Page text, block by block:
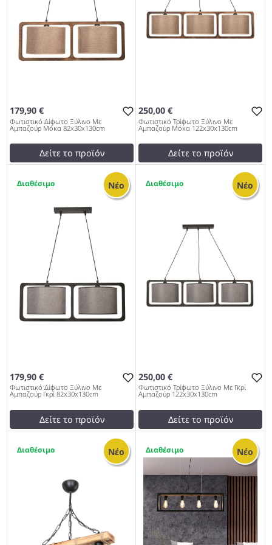
179,90 €
Φωτιστικό Δίφωτο Ξύλινο Με
Αμπαζούρ Μόκα 82x30x130cm
Δείτε το προϊόν
testFalse
Φωτιστικό Δίφωτο Ξύλινο
Με Αμπαζούρ Μόκα
82x30x130cm 953
250,00 €
Φωτιστικό Τρίφωτο Ξύλινο Με
Αμπαζούρ Μόκα 122x30x130cm
Δείτε το προϊόν
testFalse
Φωτιστικό Τρίφωτο Ξύλινο
122x30x130cm 953
Νέο
179,90 €
Φωτιστικό Δίφωτο Ξύλινο Με
Αμπαζούρ Γκρί 82x30x130cm
Δείτε το προϊόν
testFalse
Φωτιστικό Δίφωτο Ξύλινο
Με Αμπαζούρ Γκρί
82x30x130cm 953
Νέο
250,00 €
Φωτιστικό Τρίφωτο Ξύλινο Με Γκρί
Αμπαζούρ 122x30x130cm
Δείτε το προϊόν
testFalse
Φωτιστικό Τρίφωτο Ξύλινο
Με Γκρί Αμπαζούρ
122x30x130cm 953
Νέο Νέο